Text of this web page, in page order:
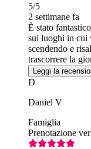
5/5
2 settimane fa
È stato
sui luoghi in cui
scendendo e
trascorrere la
Leggi la
D
Daniel V
Famiglia
Prenotazione